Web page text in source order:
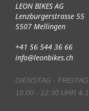
LEON BIKES AG
Lenzburgerstrasse 55
5507 Mellingen
+41 56 544 36 66
info@leonbikes.ch
DIENSTAG - FREITAG
10:00 - 12:30 UHR &